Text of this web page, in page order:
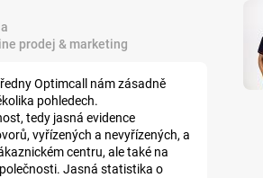
prodej & marketing
Optimcall nám zásadně
pohledech.
tedy jasná evidence
vyřízených a nevyřízených, a
centru, ale také na
Jasná statistika o